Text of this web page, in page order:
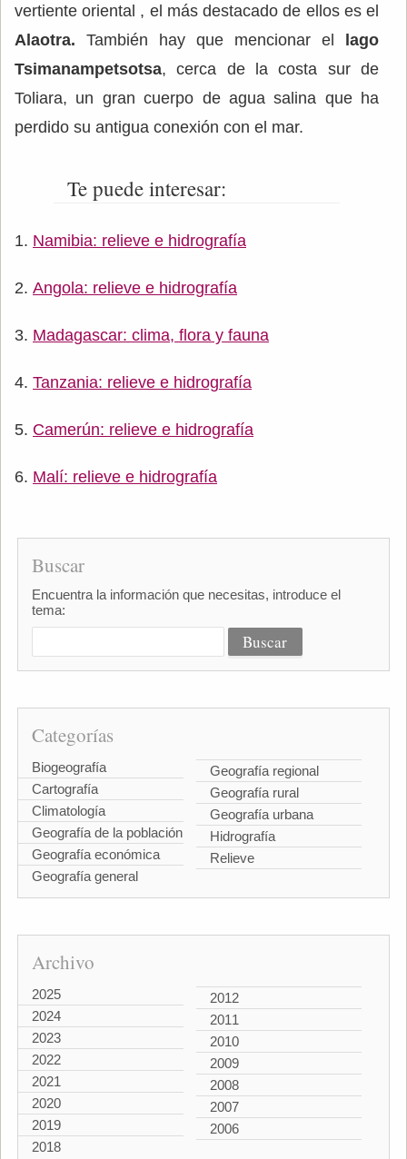
vertiente oriental , el más destacado de ellos es el
Alaotra. También hay que mencionar el
lago
Tsimanampetsotsa, cerca de la costa sur de
Toliara, un gran cuerpo de agua salina que ha
perdido su antigua conexión con el mar.
Te puede interesar:
Namibia: relieve e hidrografía
Angola: relieve e hidrografía
Madagascar: clima, flora y fauna
Tanzania: relieve e hidrografía
Camerún: relieve e hidrografía
Malí: relieve e hidrografía
Buscar
Encuentra la información que necesitas, introduce el
tema:
Categorías
Biogeografía
Cartografía
Climatología
Geografía de la población
Geografía económica
Geografía general
Geografía regional
Geografía rural
Geografía urbana
Hidrografía
Relieve
Archivo
2025
2024
2023
2022
2021
2020
2019
2018
2012
2011
2010
2009
2008
2007
2006